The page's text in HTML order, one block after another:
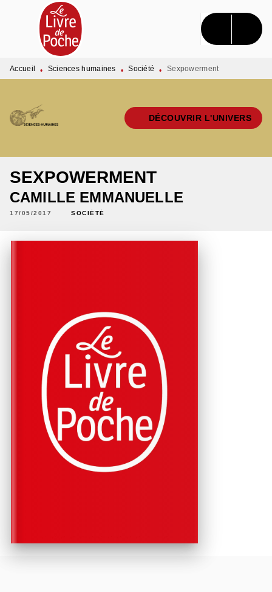
MENU RECHERCHE CONTENU
PIED DE PAGE
Accueil • Sciences humaines • Société • Sexpowerment
DÉCOUVRIR L'UNIVERS
SEXPOWERMENT
CAMILLE EMMANUELLE
17/05/2017 SOCIÉTÉ